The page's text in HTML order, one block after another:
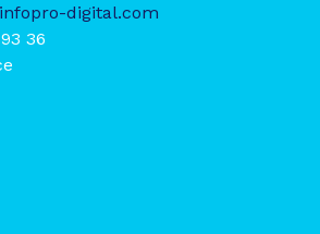
digital.com
36